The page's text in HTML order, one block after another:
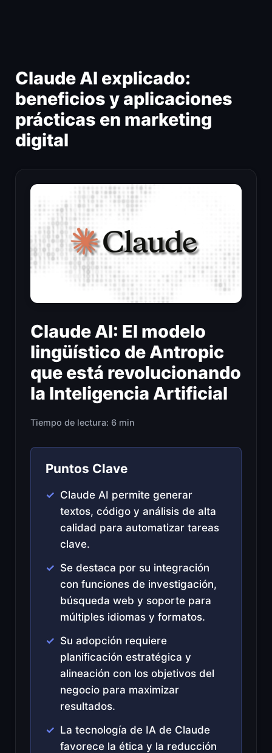
Claude AI explicado:
beneficios y aplicaciones
prácticas en marketing
digital
Claude AI: El modelo
lingüístico de Antropic
que está revolucionando
la Inteligencia Artificial
Tiempo de lectura: 6 min
Puntos Clave
Claude AI permite generar
textos, código y análisis de alta
calidad para automatizar tareas
clave.
Se destaca por su integración
con funciones de investigación,
búsqueda web y soporte para
múltiples idiomas y formatos.
Su adopción requiere
planificación estratégica y
alineación con los objetivos del
negocio para maximizar
resultados.
La tecnología de IA de Claude
favorece la ética y la reducción